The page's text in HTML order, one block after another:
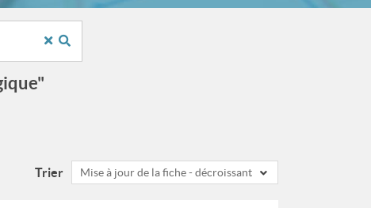
Trier Mise à jour de la fiche - décroissant